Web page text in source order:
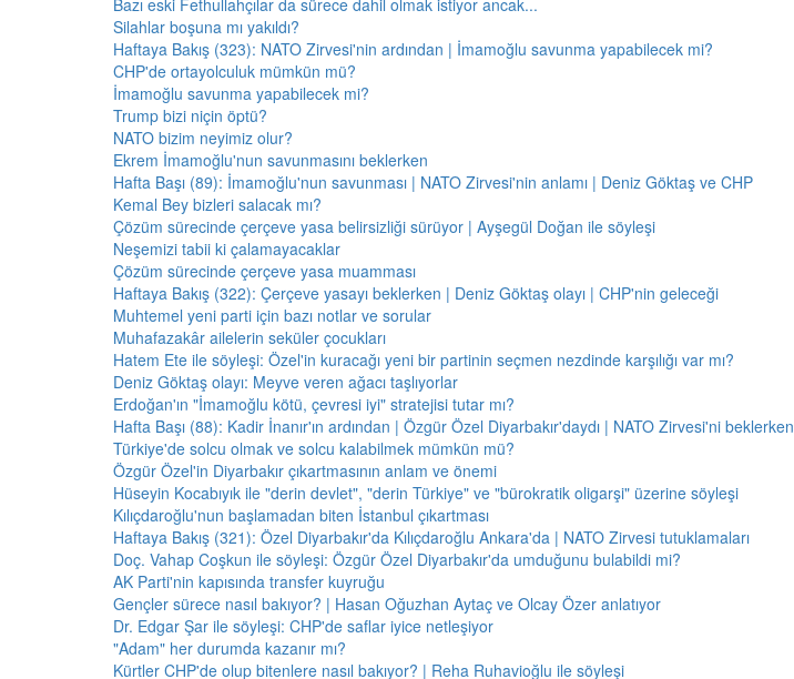
Bazı eski Fethullahçılar da sürece dahil olmak istiyor ancak...
Silahlar boşuna mı yakıldı?
Haftaya Bakış (323): NATO Zirvesi'nin ardından | İmamoğlu savunma yapabilecek mi?
CHP'de ortayolculuk mümkün mü?
İmamoğlu savunma yapabilecek mi?
Trump bizi niçin öptü?
NATO bizim neyimiz olur?
Ekrem İmamoğlu'nun savunmasını beklerken
Hafta Başı (89): İmamoğlu'nun savunması | NATO Zirvesi'nin anlamı | Deniz Göktaş ve CHP
Kemal Bey bizleri salacak mı?
Çözüm sürecinde çerçeve yasa belirsizliği sürüyor | Ayşegül Doğan ile söyleşi
Neşemizi tabii ki çalamayacaklar
Çözüm sürecinde çerçeve yasa muamması
Haftaya Bakış (322): Çerçeve yasayı beklerken | Deniz Göktaş olayı | CHP'nin geleceği
Muhtemel yeni parti için bazı notlar ve sorular
Muhafazakâr ailelerin seküler çocukları
Hatem Ete ile söyleşi: Özel'in kuracağı yeni bir partinin seçmen nezdinde karşılığı var mı?
Deniz Göktaş olayı: Meyve veren ağacı taşlıyorlar
Erdoğan'ın "İmamoğlu kötü, çevresi iyi" stratejisi tutar mı?
Hafta Başı (88): Kadir İnanır'ın ardından | Özgür Özel Diyarbakır'daydı | NATO Zirvesi'ni beklerken
Türkiye'de solcu olmak ve solcu kalabilmek mümkün mü?
Özgür Özel'in Diyarbakır çıkartmasının anlam ve önemi
Hüseyin Kocabıyık ile "derin devlet", "derin Türkiye" ve "bürokratik oligarşi" üzerine söyleşi
Kılıçdaroğlu'nun başlamadan biten İstanbul çıkartması
Haftaya Bakış (321): Özel Diyarbakır'da Kılıçdaroğlu Ankara'da | NATO Zirvesi tutuklamaları
Doç. Vahap Coşkun ile söyleşi: Özgür Özel Diyarbakır'da umduğunu bulabildi mi?
AK Parti'nin kapısında transfer kuyruğu
Gençler sürece nasıl bakıyor? | Hasan Oğuzhan Aytaç ve Olcay Özer anlatıyor
Dr. Edgar Şar ile söyleşi: CHP'de saflar iyice netleşiyor
"Adam" her durumda kazanır mı?
Kürtler CHP'de olup bitenlere nasıl bakıyor? | Reha Ruhavioğlu ile söyleşi